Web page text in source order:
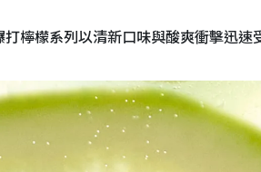
檸檬系列以清新口味與酸爽衝擊迅速